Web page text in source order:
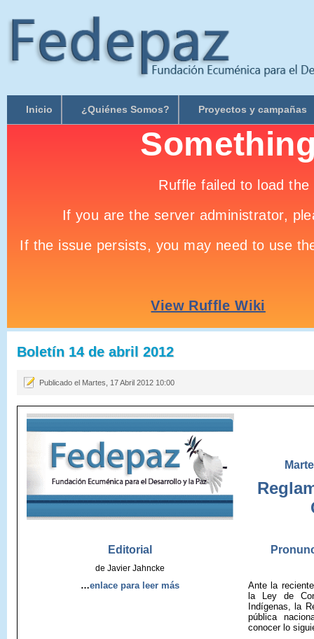
Inicio ¿Quiénes Somos? Proyectos y campañas
Boletín 14 de abril 2012
Publicado el Martes, 17 Abril 2012 10:00
Editorial
de Javier Jahncke
…enlace para leer más
Ante la
la Ley de
Indígenas, la
pública
conocer lo